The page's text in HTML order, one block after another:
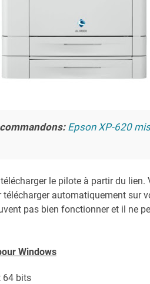
Epson XP-620
le pilote à partir du lien.
automatiquement sur
pas bien fonctionner et il ne
Windows
64 bits